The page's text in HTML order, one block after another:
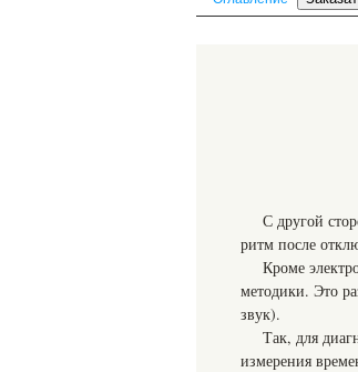
С другой
ритм после
Кроме
методики. Это
звук).
Так, для
измерения